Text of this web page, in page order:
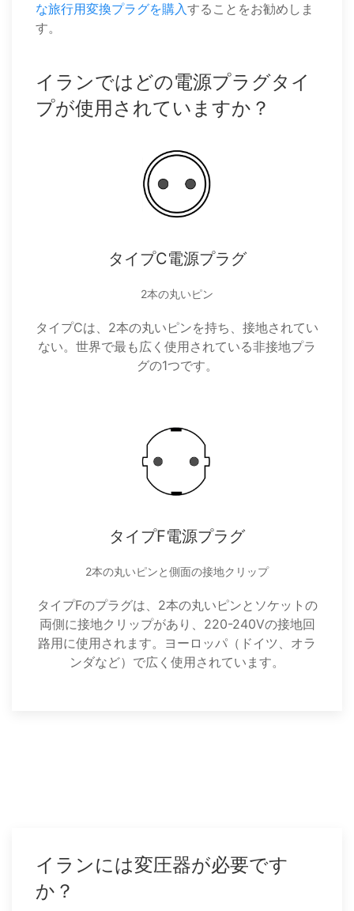
な旅行用変換プラグを購入することをお勧めしま
す。
イランではどの電源プラグタイ
プが使用されていますか？
タイプC電源プラグ
2本の丸いピン
タイプCは、2本の丸いピンを持ち、接地されてい
ない。世界で最も広く使用されている非接地プラ
グの1つです。
タイプF電源プラグ
2本の丸いピンと側面の接地クリップ
タイプFのプラグは、2本の丸いピンとソケットの
両側に接地クリップがあり、220-240Vの接地回
路用に使用されます。ヨーロッパ（ドイツ、オラ
ンダなど）で広く使用されています。
イランには変圧器が必要です
か？